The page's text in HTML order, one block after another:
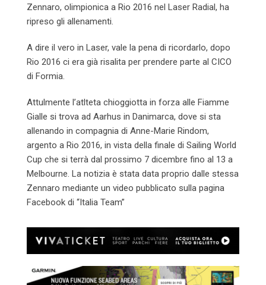
Zennaro, olimpionica a Rio 2016 nel Laser Radial, ha
ripreso gli allenamenti.
A dire il vero in Laser, vale la pena di ricordarlo, dopo
Rio 2016 ci era già risalita per prendere parte al CICO
di Formia.
Attulmente l’atlteta chioggiotta in forza alle Fiamme
Gialle si trova ad Aarhus in Danimarca, dove si sta
allenando in compagnia di Anne-Marie Rindom,
argento a Rio 2016, in vista della finale di Sailing World
Cup che si terrà dal prossimo 7 dicembre fino al 13 a
Melbourne. La notizia è stata data proprio dalle stessa
Zennaro mediante un video pubblicato sulla pagina
Facebook di “Italia Team”